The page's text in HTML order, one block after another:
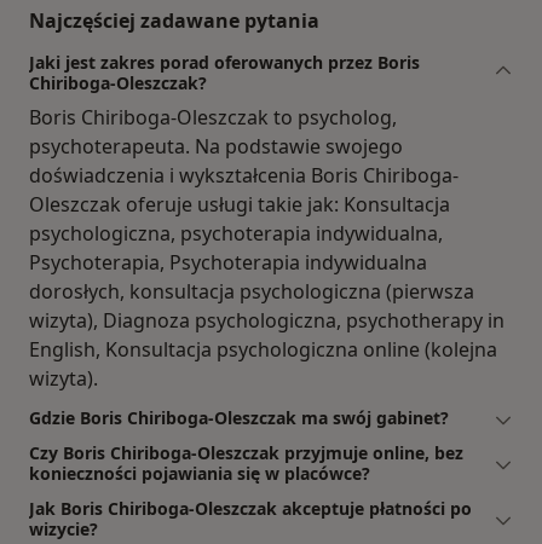
Najczęściej zadawane pytania
Jaki jest zakres porad oferowanych przez Boris
Chiriboga-Oleszczak?
Boris Chiriboga-Oleszczak to psycholog,
psychoterapeuta. Na podstawie swojego
doświadczenia i wykształcenia Boris Chiriboga-
Oleszczak oferuje usługi takie jak: Konsultacja
psychologiczna, psychoterapia indywidualna,
Psychoterapia, Psychoterapia indywidualna
dorosłych, konsultacja psychologiczna (pierwsza
wizyta), Diagnoza psychologiczna, psychotherapy in
English, Konsultacja psychologiczna online (kolejna
wizyta).
Gdzie Boris Chiriboga-Oleszczak ma swój gabinet?
Czy Boris Chiriboga-Oleszczak przyjmuje online, bez
konieczności pojawiania się w placówce?
Jak Boris Chiriboga-Oleszczak akceptuje płatności po
wizycie?